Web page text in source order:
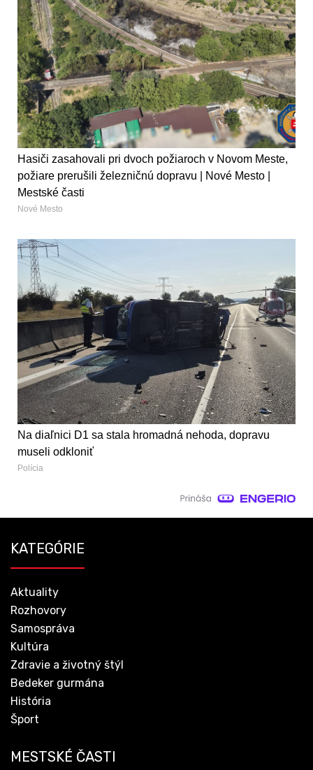
Hasiči zasahovali pri dvoch požiaroch v Novom Meste,
požiare prerušili železničnú dopravu | Nové Mesto |
Mestské časti
Nové Mesto
Na diaľnici D1 sa stala hromadná nehoda, dopravu
museli odkloniť
Polícia
KATEGÓRIE
Aktuality
Rozhovory
Samospráva
Kultúra
Zdravie a životný štýl
Bedeker gurmána
História
Šport
MESTSKÉ ČASTI